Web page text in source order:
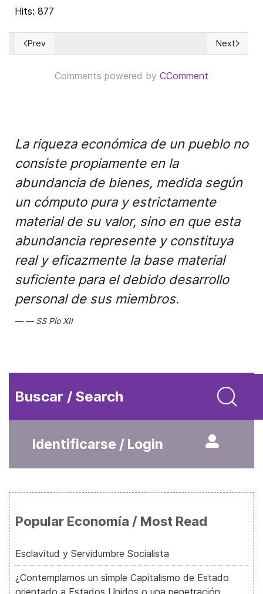
Hits: 877
Previous article: EEUU: Seguimos fabricando pobreza ... e
Prev Next
Next
Comments powered by CComment
La riqueza económica de un pueblo no
consiste propiamente en la
abundancia de bienes, medida según
un cómputo pura y estrictamente
material de su valor, sino en que esta
abundancia represente y constituya
real y eficazmente la base material
suficiente para el debido desarrollo
personal de sus miembros.
SS Pío XII
Buscar / Search
Identificarse / Login
Popular Economía / Most Read
Esclavitud y Servidumbre Socialista
¿Contemplamos un simple Capitalismo de Estado
orientado a Estados Unidos o una penetración